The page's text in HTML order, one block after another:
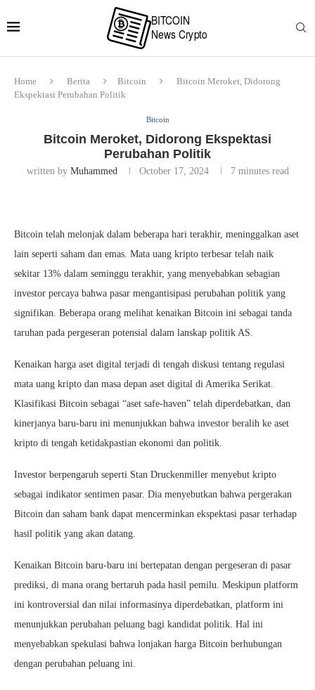
Home Berita Bitcoin
Bitcoin Meroket, Didorong
Ekspektasi Perubahan Politik
Bitcoin
Bitcoin Meroket, Didorong Ekspektasi
Perubahan Politik
written by Muhammed October 17, 2024 7 minutes read
Bitcoin telah melonjak dalam beberapa hari terakhir, meninggalkan aset
lain seperti saham dan emas. Mata uang kripto terbesar telah naik
sekitar 13% dalam seminggu terakhir, yang menyebabkan sebagian
investor percaya bahwa pasar mengantisipasi perubahan politik yang
signifikan. Beberapa orang melihat kenaikan Bitcoin ini sebagai tanda
taruhan pada pergeseran potensial dalam lanskap politik AS.
Kenaikan harga aset digital terjadi di tengah diskusi tentang regulasi
mata uang kripto dan masa depan aset digital di Amerika Serikat.
Klasifikasi Bitcoin sebagai “aset safe-haven” telah diperdebatkan, dan
kinerjanya baru-baru ini menunjukkan bahwa investor beralih ke aset
kripto di tengah ketidakpastian ekonomi dan politik.
Investor berpengaruh seperti Stan Druckenmiller menyebut kripto
sebagai indikator sentimen pasar. Dia menyebutkan bahwa pergerakan
Bitcoin dan saham bank dapat mencerminkan ekspektasi pasar terhadap
hasil politik yang akan datang.
Kenaikan Bitcoin baru-baru ini bertepatan dengan pergeseran di pasar
prediksi, di mana orang bertaruh pada hasil pemilu. Meskipun platform
ini kontroversial dan nilai informasinya diperdebatkan, platform ini
menunjukkan perubahan peluang bagi kandidat politik. Hal ini
menyebabkan spekulasi bahwa lonjakan harga Bitcoin berhubungan
dengan perubahan peluang ini.